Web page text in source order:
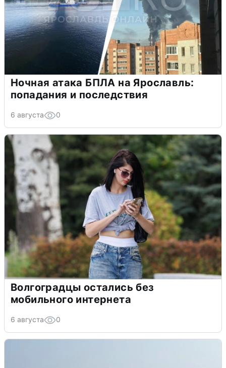
Ночная атака БПЛА на Ярославль:
попадания и последствия
6 августа 0
Волгоградцы остались без
мобильного интернета
6 августа 0